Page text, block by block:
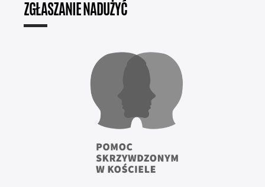
ZGŁASZANIE NADUŻYĆ